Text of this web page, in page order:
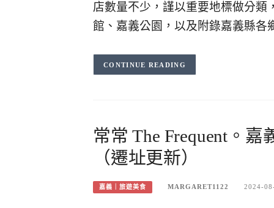
店數量不少，謹以重要地標做分類
館、嘉義公園，以及附錄嘉義縣
CONTINUE READING
常常 The Frequent。
（遷址更新）
嘉義｜旅遊美食 MARGARET1122 2024-